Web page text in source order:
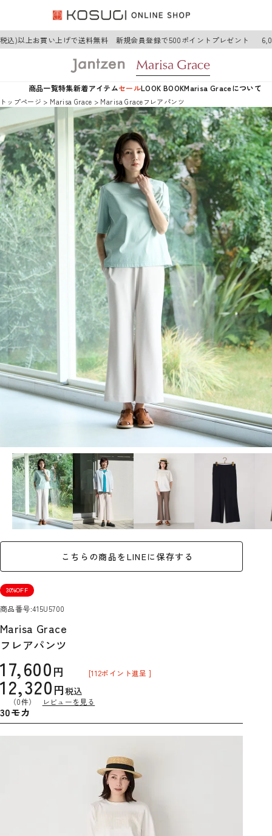
)以上お買い上げで送料無料 新規会員登録で500ポイントプレゼント
商品一覧特集新着アイテムセールLOOK BOOKMarisa Graceについて
トップページ Marisa Grace Marisa Graceフレアパンツ
こちらの商品をLINEに保存する
30%OFF
商品番号 415U5700
Marisa Grace
フレアパンツ
17,600
12,320 税込
[112ポイント進呈 ]
（0件） レビューを見る
30モカ